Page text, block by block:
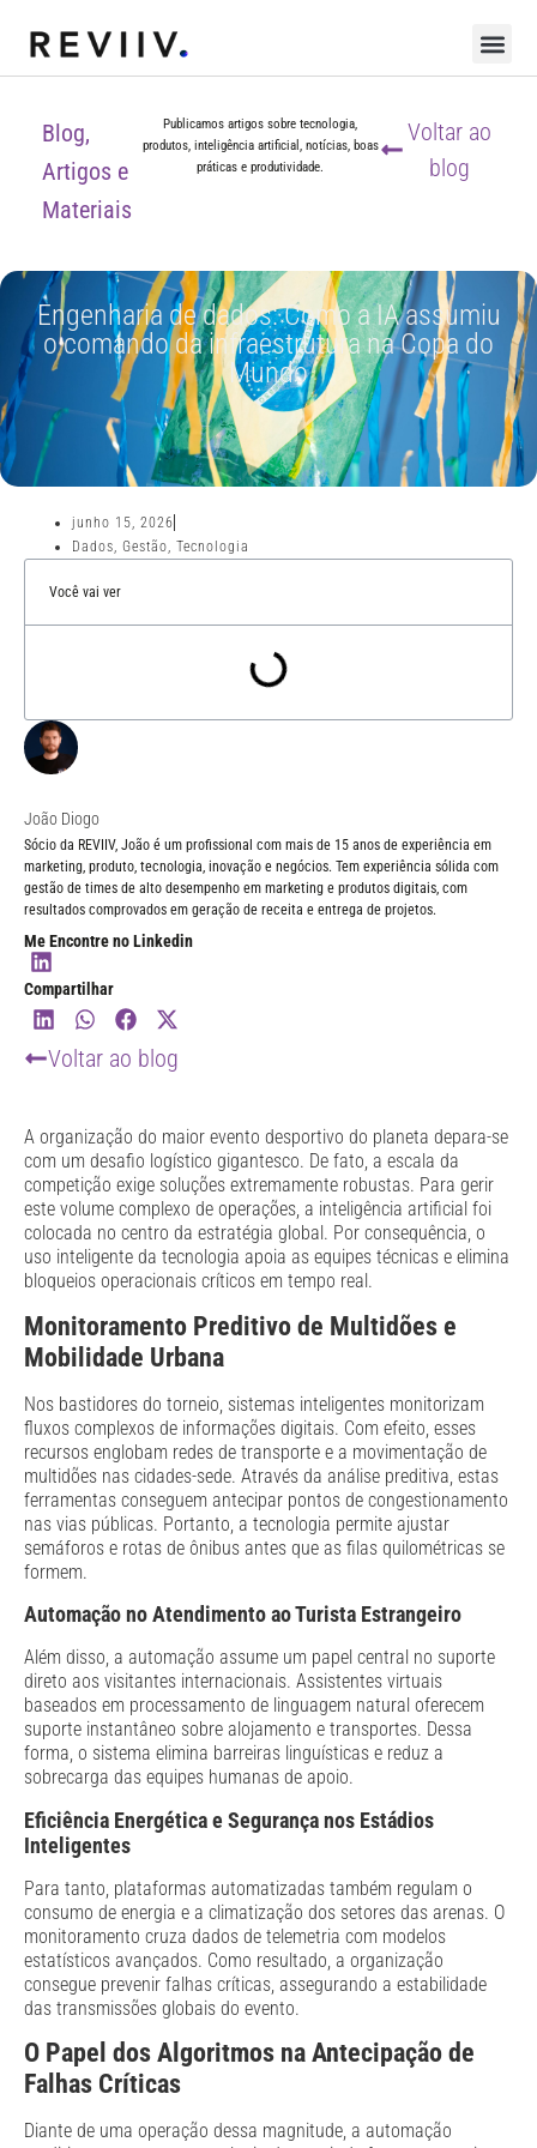
Blog,
Artigos e
Materiais
Publicamos artigos sobre tecnologia,
produtos, inteligência artificial, notícias, boas
práticas e produtividade.
Voltar ao
blog
Engenharia de dados: Como a IA assumiu
o comando da infraestrutura na Copa do
Mundo
junho 15, 2026
Dados, Gestão, Tecnologia
Você vai ver
João Diogo
Sócio da REVIIV, João é um profissional com mais de 15 anos de experiência em
marketing, produto, tecnologia, inovação e negócios. Tem experiência sólida com
gestão de times de alto desempenho em marketing e produtos digitais, com
resultados comprovados em geração de receita e entrega de projetos.
Me Encontre no Linkedin
Compartilhar
Voltar ao blog
A organização do maior evento desportivo do planeta depara-se
com um desafio logístico gigantesco. De fato, a escala da
competição exige soluções extremamente robustas. Para gerir
este volume complexo de operações, a inteligência artificial foi
colocada no centro da estratégia global. Por consequência, o
uso inteligente da tecnologia apoia as equipes técnicas e elimina
bloqueios operacionais críticos em tempo real.
Monitoramento Preditivo de Multidões e
Mobilidade Urbana
Nos bastidores do torneio, sistemas inteligentes monitorizam
fluxos complexos de informações digitais. Com efeito, esses
recursos englobam redes de transporte e a movimentação de
multidões nas cidades-sede. Através da análise preditiva, estas
ferramentas conseguem antecipar pontos de congestionamento
nas vias públicas. Portanto, a tecnologia permite ajustar
semáforos e rotas de ônibus antes que as filas quilométricas se
formem.
Automação no Atendimento ao Turista Estrangeiro
Além disso, a automação assume um papel central no suporte
direto aos visitantes internacionais. Assistentes virtuais
baseados em processamento de linguagem natural oferecem
suporte instantâneo sobre alojamento e transportes. Dessa
forma, o sistema elimina barreiras linguísticas e reduz a
sobrecarga das equipes humanas de apoio.
Eficiência Energética e Segurança nos Estádios
Inteligentes
Para tanto, plataformas automatizadas também regulam o
consumo de energia e a climatização dos setores das arenas. O
monitoramento cruza dados de telemetria com modelos
estatísticos avançados. Como resultado, a organização
consegue prevenir falhas críticas, assegurando a estabilidade
das transmissões globais do evento.
O Papel dos Algoritmos na Antecipação de
Falhas Críticas
Diante de uma operação dessa magnitude, a automação